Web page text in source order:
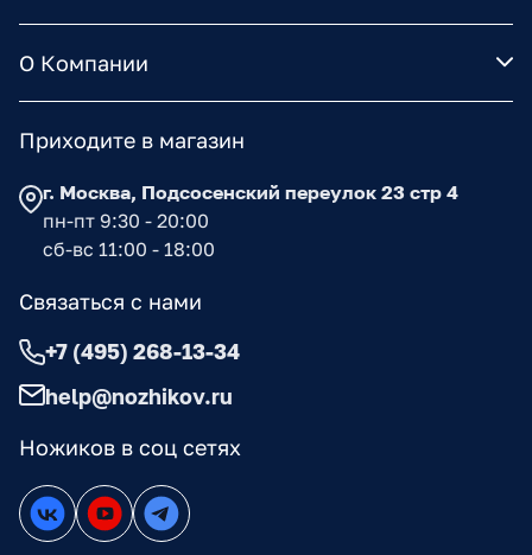
О Компании
Ножиков в соц сетях
Приходите в магазин
г. Москва, Подсосенский переулок 23 стр 4
пн-пт 9:30 - 20:00
сб-вс 11:00 - 18:00
Связаться с нами
+7 (495) 268-13-34
help@nozhikov.ru